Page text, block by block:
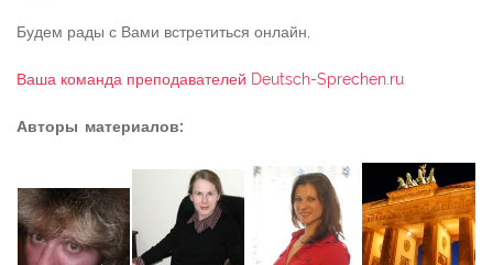
Будем рады с Вами встретиться онлайн,
Ваша команда преподавателей Deutsch-Sprechen.ru
Авторы материалов: